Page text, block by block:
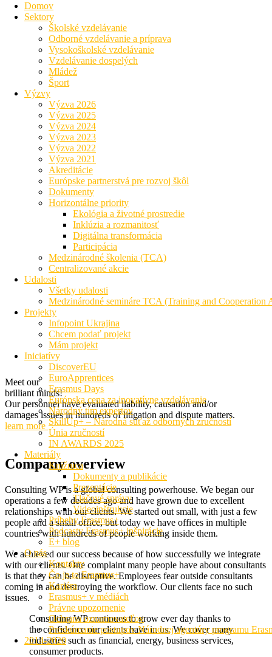
Domov
Sektory
Školské vzdelávanie
Odborné vzdelávanie a príprava
Vysokoškolské vzdelávanie
Vzdelávanie dospelých
Mládež
Šport
Výzvy
Výzva 2026
Výzva 2025
Výzva 2024
Výzva 2023
Výzva 2022
Výzva 2021
Akreditácie
Európske partnerstvá pre rozvoj škôl
Dokumenty
Horizontálne priority
Ekológia a životné prostredie
Inklúzia a rozmanitosť
Digitálna transformácia
Participácia
Medzinárodné školenia (TCA)
Centralizované akcie
Udalosti
Všetky udalosti
Medzinárodné semináre TCA (Training and Cooperation
Projekty
Infopoint Ukrajina
Chcem podať projekt
Mám projekt
Iniciatívy
DiscoverEU
EuroApprentices
Erasmus Days
Európska cena za inovatívne vzdelávanie
Národný tím expertov
SkillUp+ – Národná súťaž odborných zručností
Únia zručností
IN AWARDS 2025
Materiály
Knižnica
Dokumenty a publikácie
Prezentácie
Tlačové správy
Videoinštrukcie
Príbehy Erasmus+
Podcasty Erasmus+ inšpirácie
E+ blog
O nás
Kontakty
Čo je to Erasmus+
Kariéra
Erasmus+ v médiách
Právne upozornenie
Ochrana oznamovateľov
Preskúmanie postupov Národnej agentúry programu
2014-2020
Meet our
brilliant minds!
Our personnel have evaluated liability, causation and/or
damages issues in hundreds of litigation and dispute matters.
learn more
Company overview
Consulting WP is a global consulting powerhouse. We began our
operations a few decades ago and have grown due to excellent
relationships with our clients. We started out small, with just a few
people and a small office, but today we have offices in multiple
countries with hundreds of people working inside them.
We achieved our success because of how successfully we integrate
with our clients. One complaint many people have about consultants
is that they can be disruptive. Employees fear outside consultants
coming in and destroying the workflow. Our clients face no such
issues.
Consulting WP continues to grow ever day thanks to
the confidence our clients have in us. We cover many
industries such as financial, energy, business services,
consumer products.